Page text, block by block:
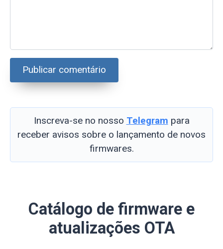
Inscreva-se no nosso Telegram para
receber avisos sobre o lançamento de novos
firmwares.
Catálogo de firmware e
atualizações OTA